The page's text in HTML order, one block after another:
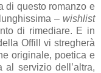
di questo romanzo e
– wishlist
di rimediare. E in
Offill vi stregherà
originale, poetica e
al servizio dell’altra,